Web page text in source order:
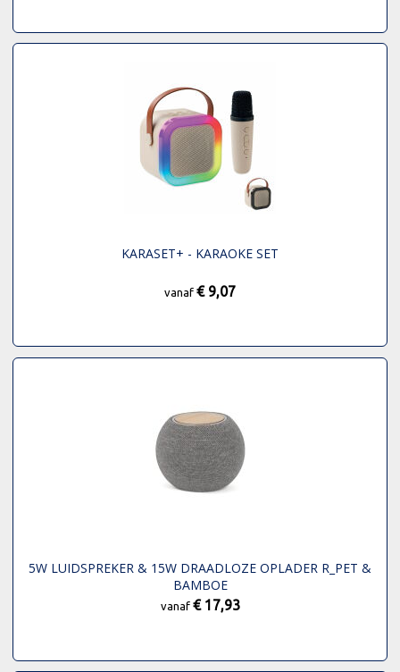
KARASET+ - KARAOKE SET
vanaf € 9,07
5W LUIDSPREKER & 15W DRAADLOZE OPLADER R_PET &
BAMBOE
vanaf € 17,93